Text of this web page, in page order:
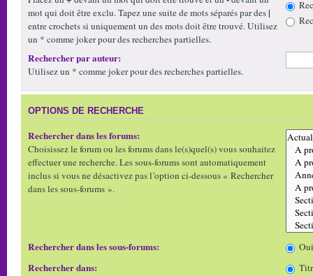
mot qui doit être exclu. Tapez une suite de mots séparés par des|
entre crochets si uniquement un des mots doit être trouvé. Utilisez
un * comme joker pour des recherches partielles.
Rechercher par auteur:
Utilisez un * comme joker pour des recherches partielles.
OPTIONS DE RECHERCHE
Rechercher dans les forums:
Choisissez le forum ou les forums dans le(s)quel(s) vous souhaitez
effectuer une recherche. Les sous-forums sont automatiquement
inclus si vous ne désactivez pas l’option ci-dessous « Rechercher
dans les sous-forums ».
Rechercher dans les sous-forums: Oui
Rechercher dans: